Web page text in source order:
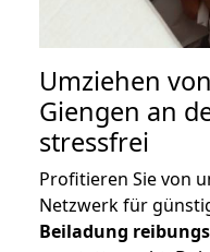
Umziehen von
Giengen an
stressfrei
Profitieren Sie von
Netzwerk für
Beiladung